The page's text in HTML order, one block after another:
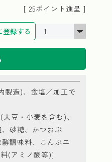
[ 25ポイント進呈 ]
登録する
製造)、食塩／加工で
豆・小麦を含む)、
砂糖、かつおぶ
調味料、こんぶエ
(アミノ酸等)]